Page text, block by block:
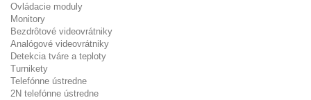
Ovládacie moduly
Monitory
Bezdrôtové videovrátniky
Analógové videovrátniky
Detekcia tváre a teploty
Turnikety
Telefónne ústredne
2N telefónne ústredne